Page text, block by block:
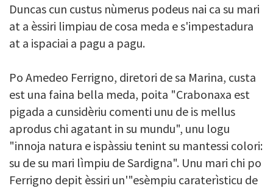
Duncas cun custus nùmerus podeus nai ca su mari
at a èssiri limpiau de cosa meda e s'impestadura
at a ispaciai a pagu a pagu.
Po Amedeo Ferrigno, diretori de sa Marina, custa
est una faina bella meda, poita "Crabonaxa est
pigada a cunsidèriu comenti unu de is mellus
aprodus chi agatant in su mundu", unu logu
"innoja natura e ispàssiu tenint su mantessi colori:
su de su mari lìmpiu de Sardigna". Unu mari chi po
Ferrigno depit èssiri un'"esèmpiu caraterìsticu de